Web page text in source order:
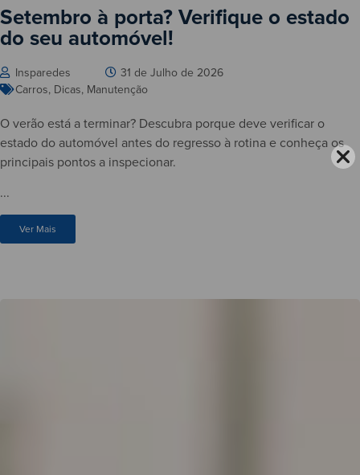
Setembro à porta? Verifique o estado
do seu automóvel!
Insparedes
31 de Julho de 2026
Carros, Dicas, Manutenção
O verão está a terminar? Descubra porque deve verificar o
estado do automóvel antes do regresso à rotina e conheça os
principais pontos a inspecionar.
...
Ver Mais